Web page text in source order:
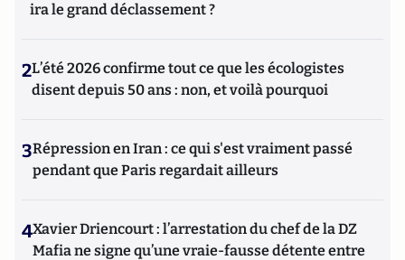
ira le grand déclassement ?
2L’été 2026 confirme tout ce que les écologistes
disent depuis 50 ans : non, et voilà pourquoi
3Répression en Iran : ce qui s'est vraiment passé
pendant que Paris regardait ailleurs
4Xavier Driencourt : l’arrestation du chef de la DZ
Mafia ne signe qu’une vraie-fausse détente entre